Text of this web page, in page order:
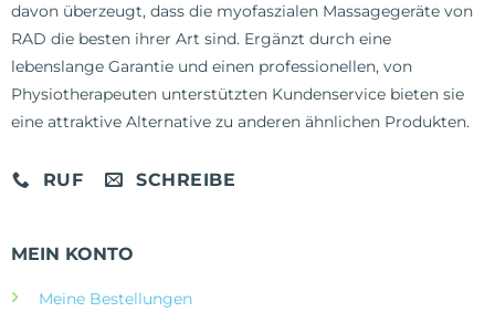
davon überzeugt, dass die myofaszialen Massagegeräte von
RAD die besten ihrer Art sind. Ergänzt durch eine
lebenslange Garantie und einen professionellen, von
Physiotherapeuten unterstützten Kundenservice bieten sie
eine attraktive Alternative zu anderen ähnlichen Produkten.
RUF SCHREIBE
MEIN KONTO
Meine Bestellungen